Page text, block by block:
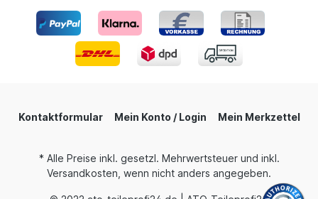
Kontaktformular Mein Konto / Login Mein Merkzettel
* Alle Preise inkl. gesetzl. Mehrwertsteuer und inkl.
Versandkosten, wenn nicht anders angegeben.